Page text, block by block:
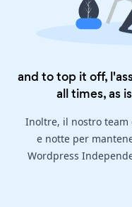
and to top it off,
all times, as
Inoltre, il nostro
e notte per
Wordpress